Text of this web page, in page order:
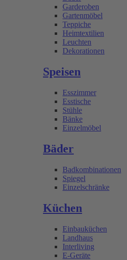
Garderoben
Gartenmöbel
Teppiche
Heimtextilien
Leuchten
Dekorationen
Speisen
Esszimmer
Esstische
Stühle
Bänke
Einzelmöbel
Bäder
Badkombinationen
Spiegel
Einzelschränke
Küchen
Einbauküchen
Landhaus
Interliving
E-Geräte